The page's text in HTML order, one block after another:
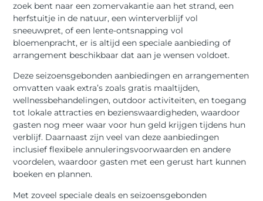
zoek bent naar een zomervakantie aan het strand, een
herfstuitje in de natuur, een winterverblijf vol
sneeuwpret, of een lente-ontsnapping vol
bloemenpracht, er is altijd een speciale aanbieding of
arrangement beschikbaar dat aan je wensen voldoet.
Deze seizoensgebonden aanbiedingen en arrangementen
omvatten vaak extra’s zoals gratis maaltijden,
wellnessbehandelingen, outdoor activiteiten, en toegang
tot lokale attracties en bezienswaardigheden, waardoor
gasten nog meer waar voor hun geld krijgen tijdens hun
verblijf. Daarnaast zijn veel van deze aanbiedingen
inclusief flexibele annuleringsvoorwaarden en andere
voordelen, waardoor gasten met een gerust hart kunnen
boeken en plannen.
Met zoveel speciale deals en seizoensgebonden